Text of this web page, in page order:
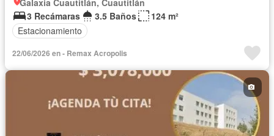
3 Recámaras
3.5 Baños
124 m²
Estacionamiento
22/06/2026 en - Remax Acropolis